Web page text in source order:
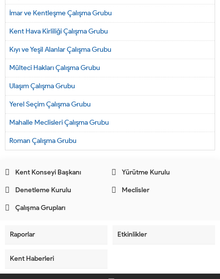
İmar ve Kentleşme Çalışma Grubu
Kent Hava Kirliliği Çalışma Grubu
Kıyı ve Yeşil Alanlar Çalışma Grubu
Mülteci Hakları Çalışma Grubu
Ulaşım Çalışma Grubu
Yerel Seçim Çalışma Grubu
Mahalle Meclisleri Çalışma Grubu
Roman Çalışma Grubu
Kent Konseyi Başkanı Yürütme Kurulu
Denetleme Kurulu Meclisler
Çalışma Grupları
Raporlar Etkinlikler
Kent Haberleri